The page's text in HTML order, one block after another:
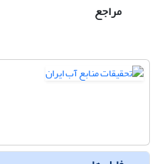
مراجع